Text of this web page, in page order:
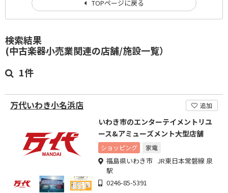
検索結果
(中古楽器小売業関連の店舗/施設一覧）
1件
万代いわき小名浜店 追加
いわき市のエンターテイメントリユ
ース&アミューズメント大型店舗
ショッピング 家電
福島県いわき市 JR東日本常磐線 泉
駅
0246-85-5391
TOPページに戻る